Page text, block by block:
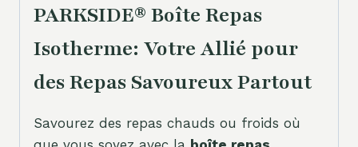
PARKSIDE® Boîte Repas
Isotherme: Votre Allié pour
des Repas Savoureux Partout
Savourez des repas chauds ou froids où